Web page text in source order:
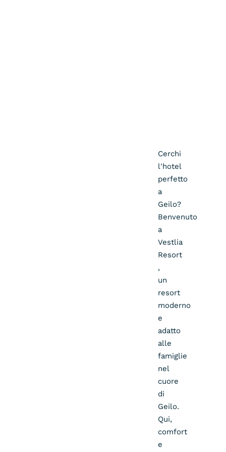
Cerchi
l'hotel
perfetto
a
Geilo?
Benvenuto
a
Vestlia
Resort
,
un
resort
moderno
e
adatto
alle
famiglie
nel
cuore
di
Geilo.
Qui,
comfort
e